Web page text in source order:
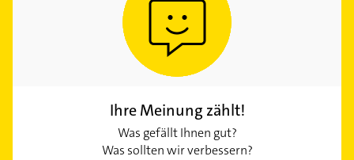
Ihre Meinung zählt!
Was gefällt Ihnen gut?
Was sollten wir verbessern?